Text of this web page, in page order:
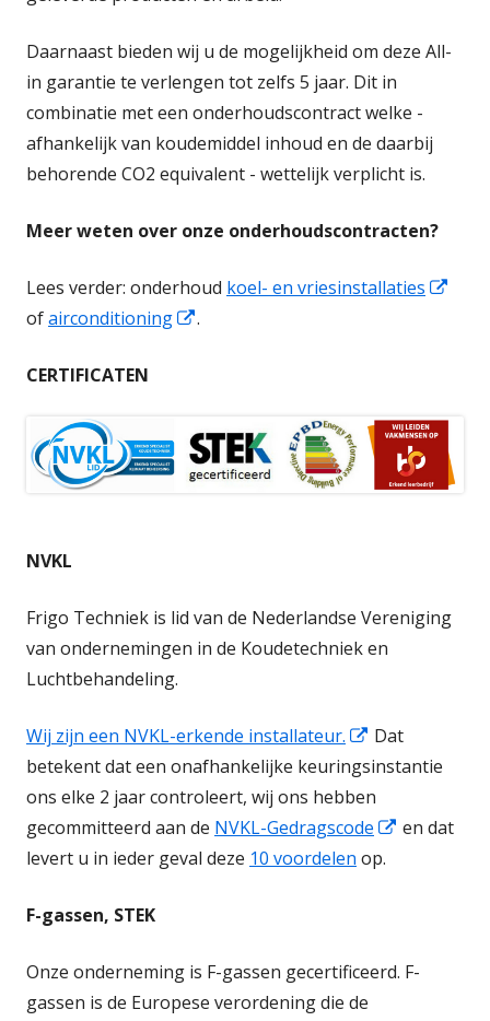
Daarnaast bieden wij u de mogelijkheid om deze All-
in garantie te verlengen tot zelfs 5 jaar. Dit in
combinatie met een onderhoudscontract welke -
afhankelijk van koudemiddel inhoud en de daarbij
behorende CO2 equivalent - wettelijk verplicht is.
Meer weten over onze onderhoudscontracten?
Lees verder: onderhoud koel- en vriesinstallaties
ofairconditioning
Opent
venster
.
CERTIFICATEN
NVKL
Frigo Techniek is lid van de Nederlandse Vereniging
van ondernemingen in de Koudetechniek en
Luchtbehandeling.
Wij zijn een NVKL-erkende installateur.
Opent
in
een
nieuw
venster
Dat
betekent dat een onafhankelijke keuringsinstantie
ons elke 2 jaar controleert, wij ons hebben
gecommitteerd aan de NVKL-Gedragscode
Opent
en dat
levert u in ieder geval deze 10 voordelen op.
F-gassen, STEK
Onze onderneming is F-gassen gecertificeerd. F-
gassen is de Europese verordening die de